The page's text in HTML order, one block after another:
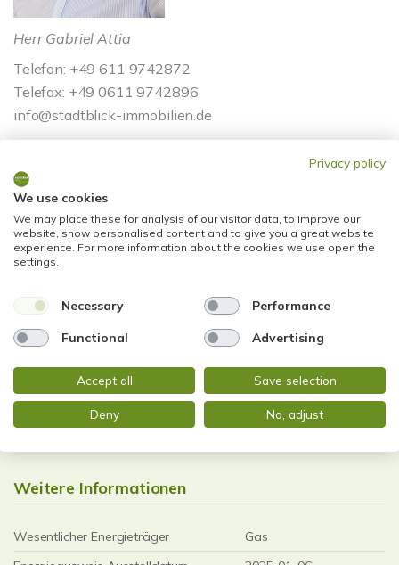
Herr Gabriel Attia
Telefon: +49 611 9742872
Telefax: +49 0611 9742896
info@stadtblick-immobilien.de
Energieausweis (Bedarfsausweis)
175,30 kWh / (m²*a)
Endenergiebedarf
Weitere Informationen
Wesentlicher Energieträger
Gas
Privacy policy
We use cookies
We may place these for analysis of our visitor data, to improve our
website, show personalised content and to give you a great website
experience. For more information about the cookies we use open the
settings.
Necessary Performance
Functional Advertising
Accept all Save selection
Deny No, adjust